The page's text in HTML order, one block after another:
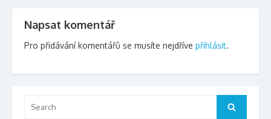
Napsat komentář
Pro přidávání komentářů se musíte nejdříve přihlásit.
Search